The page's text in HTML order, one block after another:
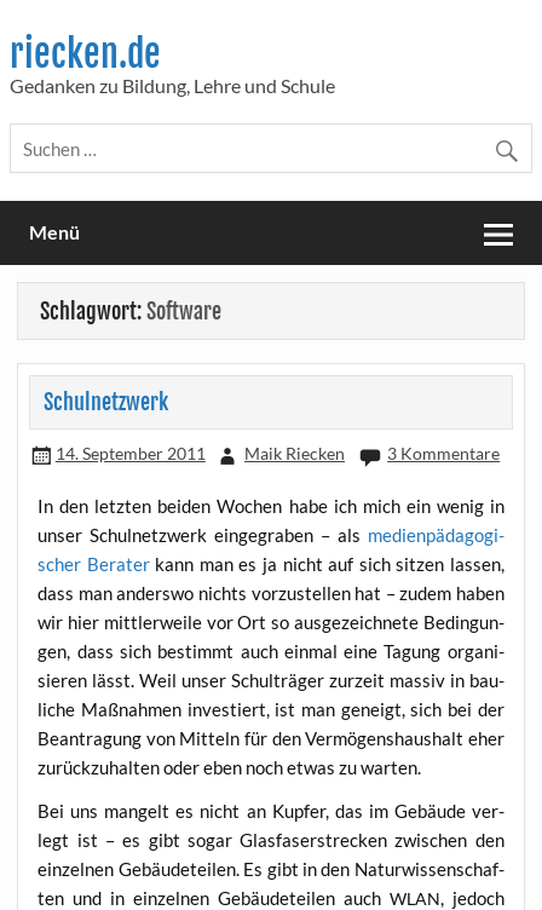
content
riecken.de
Gedanken zu Bildung, Lehre und Schule
Menü
Schlagwort:Software
Schulnetzwerk
14. September 2011 Maik Riecken 3 Kommentare
In den letz­ten bei­den Wochen habe ich mich ein wenig in
unser Schul­netz­werk ein­ge­gra­ben – als medi­en­päd­ago­gi­
scher Bera­terkann man es ja nicht auf sich sit­zen las­sen,
dass man anders­wo nichts vor­zu­stel­len hat – zudem haben
wir hier mitt­ler­wei­le vor Ort so aus­ge­zeich­ne­te Bedin­gun­
gen, dass sich bestimmt auch ein­mal eine Tagung orga­ni­
sie­ren lässt. Weil unser Schul­trä­ger zur­zeit mas­siv in bau­
li­che Maß­nah­men inves­tiert, ist man geneigt, sich bei der
Bean­tra­gung von Mit­teln für den Ver­mö­gens­haus­halt eher
zurück­zu­hal­ten oder eben noch etwas zu warten.
Bei uns man­gelt es nicht an Kup­fer, das im Gebäu­de ver­
legt ist – es gibt sogar Glas­fa­ser­stre­cken zwi­schen den
ein­zel­nen Gebäu­de­tei­len. Es gibt in den Natur­wis­sen­schaf­
ten und in ein­zel­nen Gebäu­de­tei­len auch WLAN, jedoch